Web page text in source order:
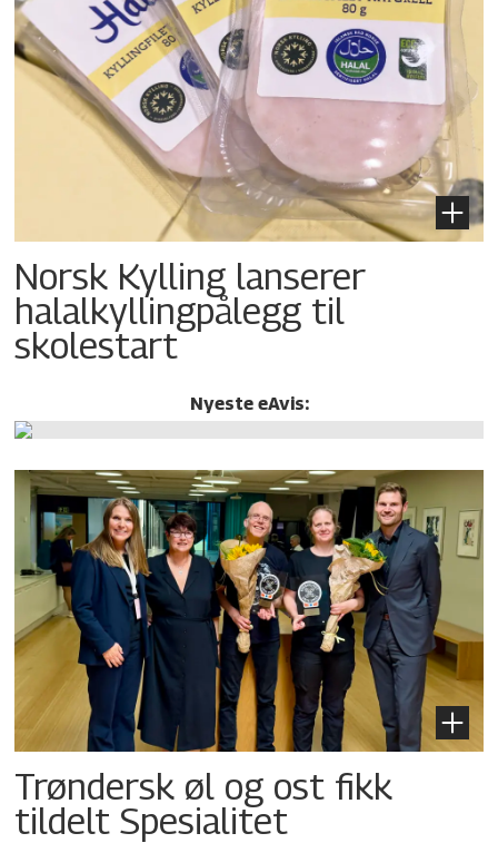
Norsk Kylling lanserer
halalkylling­pålegg til
skolestart
Nyeste eAvis:
Trøndersk øl og ost fikk
tildelt Spesialitet